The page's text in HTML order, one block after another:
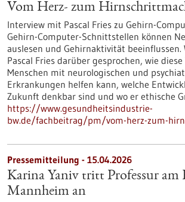
Vom Herz- zum
Interview mit Pascal Fries zu Gehirn-
Gehirn-Computer-Schnittstellen können
auslesen und Gehirnaktivität beeinflussen.
Pascal Fries darüber gesprochen, wie
Menschen mit neurologischen und
Erkrankungen helfen kann, welche
Zukunft denkbar sind und wo er ethische
https://www.gesundheitsindustrie-
bw.de/fachbeitrag/pm/vom-herz-zum-
Pressemitteilung - 15.04.2026
Karina Yaniv tritt Professur
Mannheim an